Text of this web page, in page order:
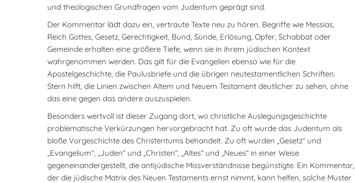
und theologischen Grundfragen vom Judentum geprägt sind.
Der Kommentar lädt dazu ein, vertraute Texte neu zu hören. Begriffe wie Messias,
Reich Gottes, Gesetz, Gerechtigkeit, Bund, Sünde, Erlösung, Opfer, Schabbat oder
Gemeinde erhalten eine größere Tiefe, wenn sie in ihrem jüdischen Kontext
wahrgenommen werden. Das gilt für die Evangelien ebenso wie für die
Apostelgeschichte, die Paulusbriefe und die übrigen neutestamentlichen Schriften.
Stern hilft, die Linien zwischen Altem und Neuem Testament deutlicher zu sehen, ohne
das eine gegen das andere auszuspielen.
Besonders wertvoll ist dieser Zugang dort, wo christliche Auslegungsgeschichte
problematische Verkürzungen hervorgebracht hat. Zu oft wurde das Judentum als
bloße Vorgeschichte des Christentums behandelt. Zu oft wurden „Gesetz“ und
„Evangelium“, „Juden“ und „Christen“, „Altes“ und „Neues“ in einer Weise
gegeneinandergestellt, die antijüdische Missverständnisse begünstigte. Ein Kommentar,
der die jüdische Matrix des Neuen Testaments ernst nimmt, kann helfen, solche Muster